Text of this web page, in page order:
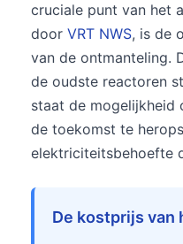
cruciale punt van het
door VRT NWS, is de
van de ontmanteling.
de oudste reactoren
staat de mogelijkheid
de toekomst te
elektriciteitsbehoefte
De kostprijs van